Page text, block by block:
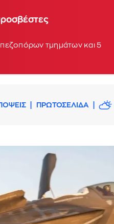
πεζοπόρων τμημάτων και 5
ΠΡΩΤΟΣΕΛΙΔΑ